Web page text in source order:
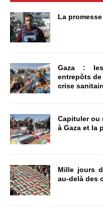
La
Gaza : les
entrepôts
crise
Capituler ou
à Gaza et la
Mille jours
au-delà des